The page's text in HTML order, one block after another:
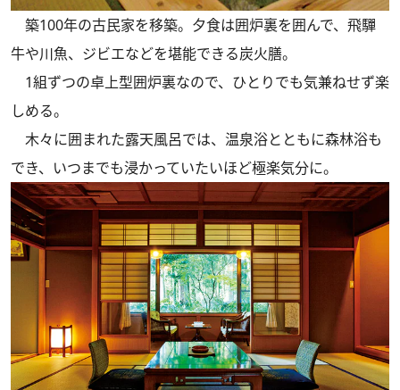
築100年の古民家を移築。夕食は囲炉裏を囲んで、飛驒
牛や川魚、ジビエなどを堪能できる炭火膳。
1組ずつの卓上型囲炉裏なので、ひとりでも気兼ねせず楽
しめる。
木々に囲まれた露天風呂では、温泉浴とともに森林浴も
でき、いつまでも浸かっていたいほど極楽気分に。